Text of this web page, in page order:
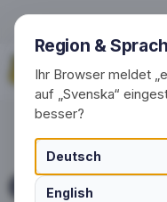
Priser för
Region &
Ihr Browser meldet
auf „Svenska“
besser?
Deutsch
English
PRISER